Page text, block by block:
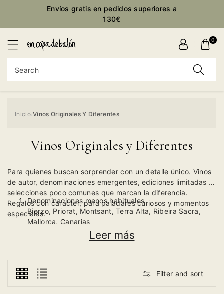
Envíos gratis en pedidos superiores a
130€
Search
0
Inicio›Vinos Originales Y Diferentes
Vinos Originales y Diferentes
Para quienes buscan sorprender con un detalle único. Vinos
de autor, denominaciones emergentes, ediciones limitadas y
selecciones poco comunes que marcan la diferencia.
Regalos con carácter, para paladares curiosos y momentos
especiales.
Denominaciones menos habituales
Bierzo, Priorat, Montsant, Terra Alta, Ribeira Sacra,
Mallorca, Canarias
Proyectos jóvenes con una visión moderna.
Vinos internacionales
Leer más
Filter and sort